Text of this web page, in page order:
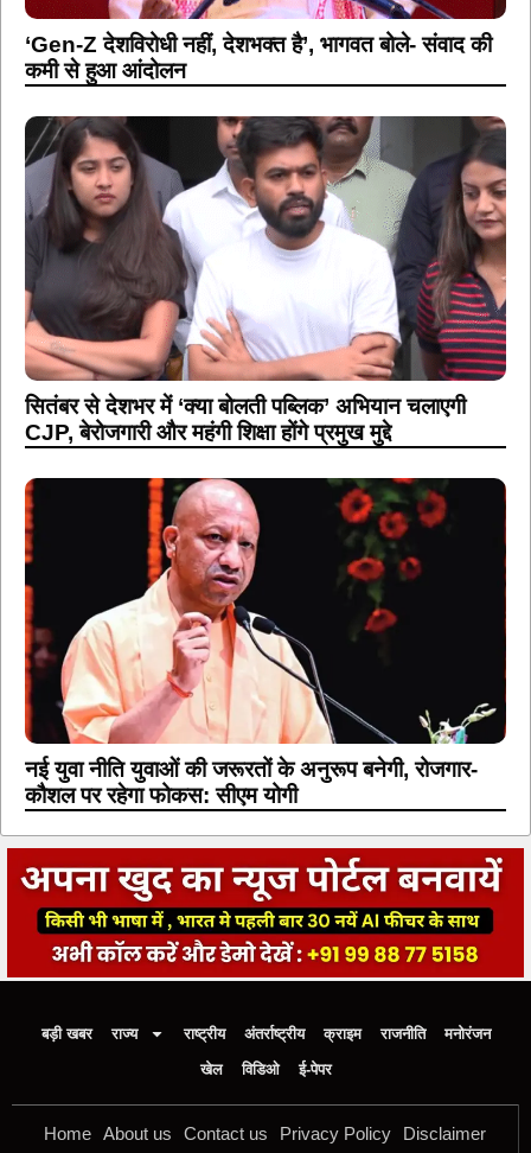
‘Gen-Z देशविरोधी नहीं, देशभक्त है’, भागवत बोले- संवाद की
कमी से हुआ आंदोलन
सितंबर से देशभर में ‘क्या बोलती पब्लिक’ अभियान चलाएगी
CJP, बेरोजगारी और महंगी शिक्षा होंगे प्रमुख मुद्दे
नई युवा नीति युवाओं की जरूरतों के अनुरूप बनेगी, रोजगार-
कौशल पर रहेगा फोकस: सीएम योगी
बड़ी खबर राज्य राष्ट्रीय अंतर्राष्ट्रीय क्राइम राजनीति
मनोरंजन
खेल
विडिओ ई-पेपर
Home About us Contact us Privacy Policy Disclaimer